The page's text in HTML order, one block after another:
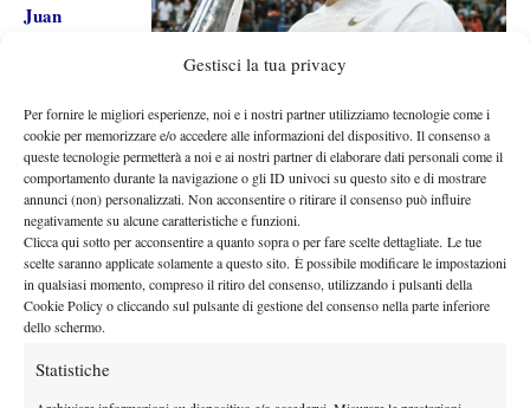
Gestisci la tua privacy
Per fornire le migliori esperienze, noi e i nostri partner utilizziamo tecnologie come i
cookie per memorizzare e/o accedere alle informazioni del dispositivo. Il consenso a
queste tecnologie permetterà a noi e ai nostri partner di elaborare dati personali come il
comportamento durante la navigazione o gli ID univoci su questo sito e di mostrare
annunci (non) personalizzati. Non acconsentire o ritirare il consenso può influire
negativamente su alcune caratteristiche e funzioni.
Clicca qui sotto per acconsentire a quanto sopra o per fare scelte dettagliate. Le tue
scelte saranno applicate solamente a questo sito. È possibile modificare le impostazioni
in qualsiasi momento, compreso il ritiro del consenso, utilizzando i pulsanti della
Cookie Policy o cliccando sul pulsante di gestione del consenso nella parte inferiore
dello schermo.
Statistiche
Juan
ha rispettato a pieno i pronostici aggiudicandosi il torneo
in finale contro la testa di serie numero tre Milos Raonic. Male
Tsonga, estromesso quasi subito da Ivan Dodig, delusione per
Nishikori fuori contro Almagro.
Per il resto un torneo che non ha regalato particolari emozioni,
anche se Baghdatis e Dolgopolov hanno provato a spodestare il
favorito argentino riuscendo a portargli via soltanto un set.
A Shanghai torna Roger
Dalla Cina alla Cina, questa settimana si gioca l’Atp 1000 di
Shanghai.